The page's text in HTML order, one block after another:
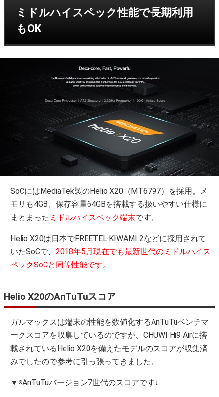
ミドルハイスペック性能で長期利用
もOK
SoCにはMediaTek製のHelio X20（MT6797）を採用。メ
モリも4GB、保存容量64GBを搭載する扱いやすい仕様に
まとまった ミドルハイスペック端末です。
Helio X20は日本でFREETEL KIWAMI 2などに採用されて
いたSoCで、2018年5月現在でも最新世代のミドルハイス
ペックSoCと同等性能です。
Helio X20のAnTuTuスコア
ガルマックスは端末の性能を数値化するAnTuTuベンチマ
ークスコアを収集しているのですが、CHUWI Hi9 Airに搭
載されているHelio X20を備えたモデルのスコアが収集済
みでしたので参考に引っ張ってきました。
▼※AnTuTuバージョン7世代のスコアです↓